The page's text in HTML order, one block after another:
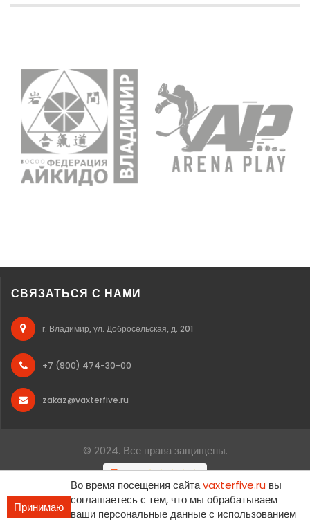
СВЯЗАТЬСЯ С НАМИ
г. Владимир, ул. Добросельская, д. 201
+7 (900) 474-30-00
zakaz@vaxterfive.ru
© 2024. Все права защищены.
Принимаю
Во время посещения сайтаvaxterfive.ru вы
соглашаетесь с тем, что мы обрабатываем
ваши персональные данные с использованием